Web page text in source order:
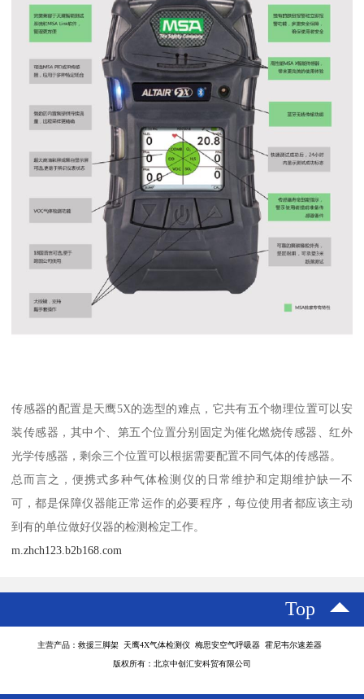
传感器的配置是天鹰5X的选型的难点，它共有五个物理位置可以安
装传感器，其中个、第五个位置分别固定为催化燃烧传感器、红外
光学传感器，剩余三个位置可以根据需要配置不同气体的传感器。
总而言之，便携式多种气体检测仪的日常维护和定期维护缺一不
可，都是保障仪器能正常运作的必要程序，每位使用者都应该主动
到有的单位做好仪器的检测检定工作。
m.zhch123.b2b168.com
Top
主营产品：救援三脚架 天鹰4X气体检测仪 梅思安空气呼吸器 霍尼韦尔速差器
版权所有：北京中创汇安科贸有限公司